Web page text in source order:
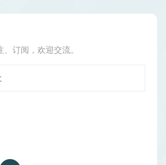
订阅，欢迎交流。